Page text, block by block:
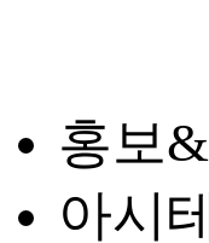
홍보
아시